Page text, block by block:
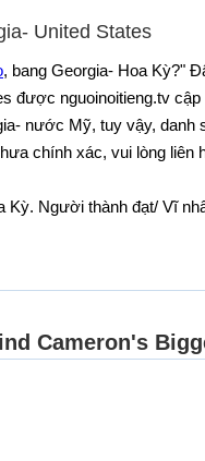
United States
, bang Georgia- Hoa Kỳ?"
được nguoinoitieng.tv
nước Mỹ, tuy vậy, danh
chính xác, vui lòng
Người thành đạt/ Vĩ